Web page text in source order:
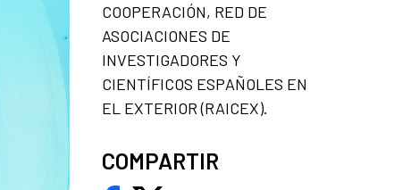
COOPERACIÓN, RED DE
ASOCIACIONES DE
INVESTIGADORES Y
CIENTÍFICOS ESPAÑOLES EN
EL EXTERIOR (RAICEX).
COMPARTIR